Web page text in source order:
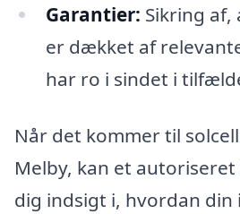
Garantier: Sikring
er dækket af
har ro i sindet i
Når det kommer til
Melby, kan et
dig indsigt i, hvordan din